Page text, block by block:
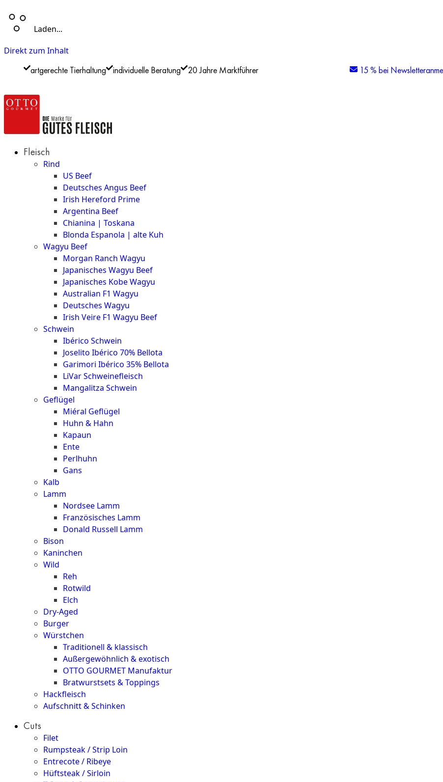
Laden...
Direkt zum Inhalt
artgerechte Tierhaltung individuelle Beratung 20 Jahre Marktführer 15 % bei
Fleisch
Rind
US Beef
Deutsches Angus Beef
Irish Hereford Prime
Argentina Beef
Chianina | Toskana
Blonda Espanola | alte Kuh
Wagyu Beef
Morgan Ranch Wagyu
Japanisches Wagyu Beef
Japanisches Kobe Wagyu
Australian F1 Wagyu
Deutsches Wagyu
Irish Veire F1 Wagyu Beef
Schwein
Ibérico Schwein
Joselito Ibérico 70% Bellota
Garimori Ibérico 35% Bellota
LiVar Schweinefleisch
Mangalitza Schwein
Geflügel
Miéral Geflügel
Huhn & Hahn
Kapaun
Ente
Perlhuhn
Gans
Kalb
Lamm
Nordsee Lamm
Französisches Lamm
Donald Russell Lamm
Bison
Kaninchen
Wild
Reh
Rotwild
Elch
Dry-Aged
Burger
Würstchen
Traditionell & klassisch
Außergewöhnlich & exotisch
OTTO GOURMET Manufaktur
Bratwurstsets & Toppings
Hackfleisch
Aufschnitt & Schinken
Cuts
Filet
Rumpsteak / Strip Loin
Entrecote / Ribeye
Hüftsteak / Sirloin